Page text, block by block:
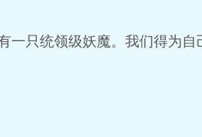
一只统领级妖魔。我们得为自